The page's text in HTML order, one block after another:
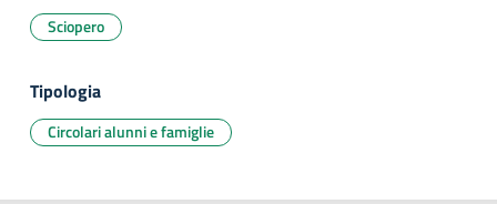
Sciopero
Tipologia
Circolari alunni e famiglie